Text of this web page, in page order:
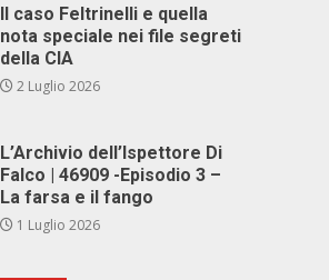
Il caso Feltrinelli e quella
nota speciale nei file segreti
della CIA
2 Luglio 2026
L’Archivio dell’Ispettore Di
Falco | 46909 -Episodio 3 –
La farsa e il fango
1 Luglio 2026